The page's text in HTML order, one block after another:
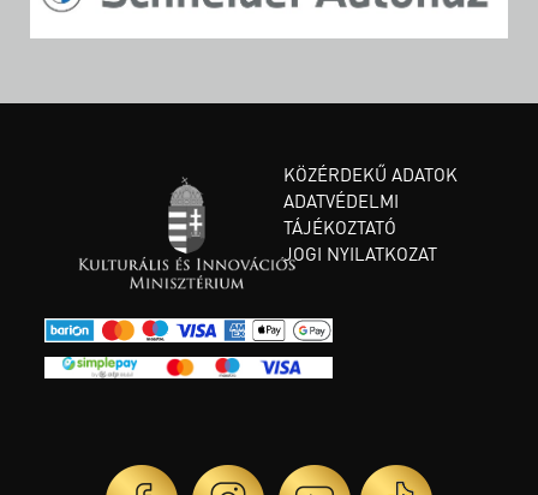
KÖZÉRDEKŰ ADATOK
ADATVÉDELMI
TÁJÉKOZTATÓ
JOGI NYILATKOZAT